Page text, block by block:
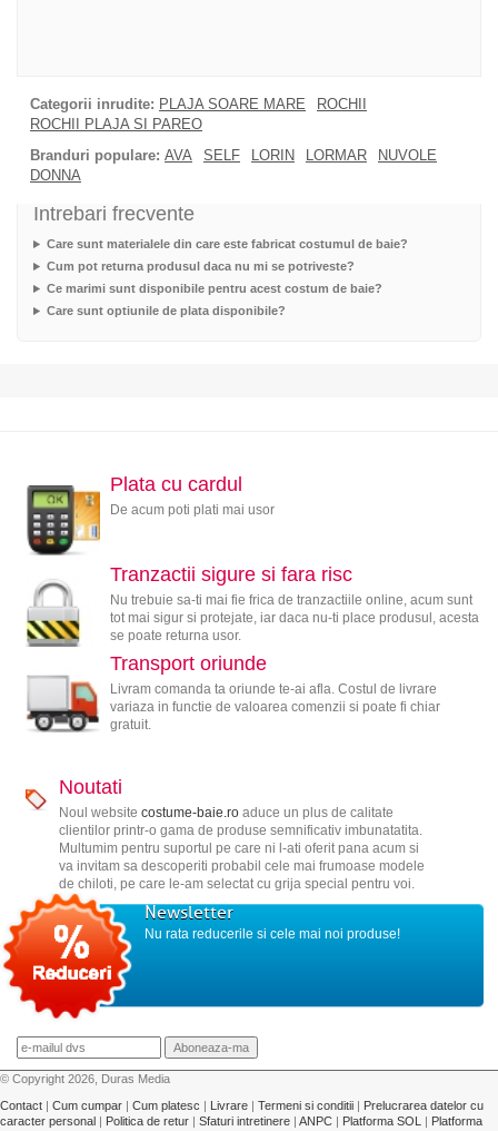
Categorii inrudite: PLAJA SOARE MARE
ROCHII
ROCHII PLAJA SI PAREO
Branduri populare: AVA SELF LORIN LORMAR
NUVOLE
DONNA
Intrebari frecvente
Care sunt materialele din care este fabricat costumul de baie?
Cum pot returna produsul daca nu mi se potriveste?
Ce marimi sunt disponibile pentru acest costum de baie?
Care sunt optiunile de plata disponibile?
Plata cu cardul
De acum poti plati mai usor
Tranzactii sigure si fara risc
Nu trebuie sa-ti mai fie frica de tranzactiile online, acum sunt
tot mai sigur si protejate, iar daca nu-ti place produsul, acesta
se poate returna usor.
Transport oriunde
Livram comanda ta oriunde te-ai afla. Costul de livrare
variaza in functie de valoarea comenzii si poate fi chiar
gratuit.
Noutati
Noul website costume-baie.roaduce un plus de calitate
clientilor printr-o gama de produse semnificativ imbunatatita.
Multumim pentru suportul pe care ni l-ati oferit pana acum si
va invitam sa descoperiti probabil cele mai frumoase modele
de chiloti, pe care le-am selectat cu grija special pentru voi.
Newsletter
Nu rata reducerile si cele mai noi produse!
© Copyright 2026, Duras Media
Contact | Cum cumpar | Cum platesc | Livrare | Termeni si conditii | Prelucrarea datelor cu
caracter personal | Politica de retur | Sfaturi intretinere | ANPC | Platforma SOL | Platforma